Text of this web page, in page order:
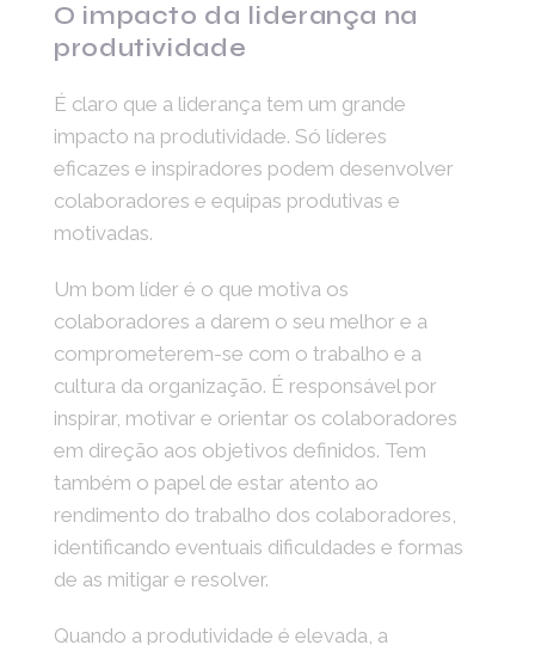
O impacto da liderança na
produtividade
É claro que a liderança tem um grande
impacto na produtividade. Só líderes
eficazes e inspiradores podem desenvolver
colaboradores e equipas produtivas e
motivadas.
Um bom líder é o que motiva os
colaboradores a darem o seu melhor e a
comprometerem-se com o trabalho e a
cultura da organização. É responsável por
inspirar, motivar e orientar os colaboradores
em direção aos objetivos definidos. Tem
também o papel de estar atento ao
rendimento do trabalho dos colaboradores,
identificando eventuais dificuldades e formas
de as mitigar e resolver.
Quando a produtividade é elevada, a